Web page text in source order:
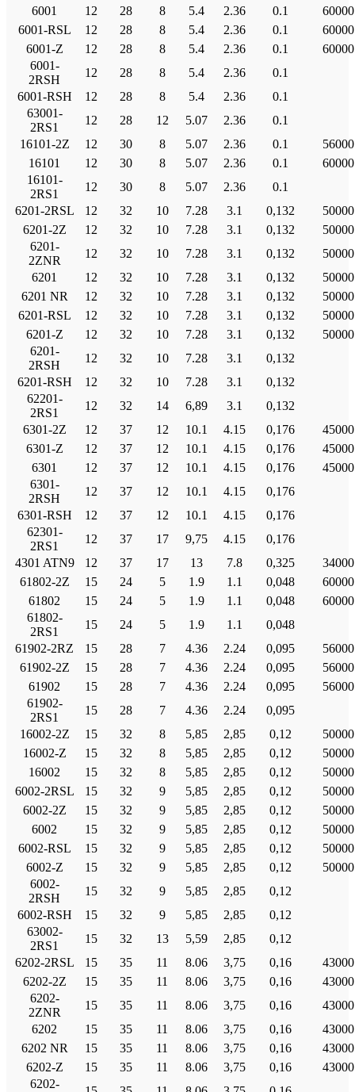
6001
12 28 8 5.4 2.36 0.1
60000
6001-RSL
12 28 8 5.4 2.36 0.1
60000
6001-Ζ
12 28 8 5.4 2.36 0.1
60000
6001-
2RSH
12 28 8 5.4 2.36
0.1
6001-RSH
12 28 8 5.4 2.36
0.1
63001-
2RS1
12 28 12 5.07 2.36
0.1
16101-2Ζ
12 30 8 5.07 2.36 0.1
56000
16101
12 30 8 5.07 2.36 0.1
60000
16101-
2RS1
12 30 8 5.07 2.36
0.1
6201-2RSL
12 32 10 7.28 3.1 0,132
50000
6201-2Ζ
12 32 10 7.28 3.1 0,132
50000
6201-
2ZNR
12 32 10 7.28 3.1 0,132
50000
6201
12 32 10 7.28 3.1 0,132
50000
6201 NR
12 32 10 7.28 3.1 0,132
50000
6201-RSL
12 32 10 7.28 3.1 0,132
50000
6201-Ζ
12 32 10 7.28 3.1 0,132
50000
6201-
2RSH
12 32 10 7.28 3.1
0,132
6201-RSH
12 32 10 7.28 3.1
0,132
62201-
2RS1
12 32 14 6,89 3.1
0,132
6301-2Ζ
12 37 12 10.1 4.15 0,176
45000
6301-Ζ
12 37 12 10.1 4.15 0,176
45000
6301
12 37 12 10.1 4.15 0,176
45000
6301-
2RSH
12 37 12 10.1 4.15
0,176
6301-RSH
12 37 12 10.1 4.15
0,176
62301-
2RS1
12 37 17 9,75 4.15
0,176
4301 ATN9
12 37 17 13 7.8 0,325
34000
61802-2Ζ
15 24 5 1.9 1.1 0,048
60000
61802
15 24 5 1.9 1.1 0,048
60000
61802-
2RS1
15 24 5 1.9 1.1
0,048
61902-2RZ
15 28 7 4.36 2.24 0,095
56000
61902-2Ζ
15 28 7 4.36 2.24 0,095
56000
61902
15 28 7 4.36 2.24 0,095
56000
61902-
2RS1
15 28 7 4.36 2.24
0,095
16002-2Ζ
15 32 8 5,85 2,85 0,12
50000
16002-Ζ
15 32 8 5,85 2,85 0,12
50000
16002
15 32 8 5,85 2,85 0,12
50000
6002-2RSL
15 32 9 5,85 2,85 0,12
50000
6002-2Ζ
15 32 9 5,85 2,85 0,12
50000
6002
15 32 9 5,85 2,85 0,12
50000
6002-RSL
15 32 9 5,85 2,85 0,12
50000
6002-Ζ
15 32 9 5,85 2,85 0,12
50000
6002-
2RSH
15 32 9 5,85 2,85
0,12
6002-RSH
15 32 9 5,85 2,85
0,12
63002-
2RS1
15 32 13 5,59 2,85
0,12
6202-2RSL
15 35 11 8.06 3,75 0,16
43000
6202-2Ζ
15 35 11 8.06 3,75 0,16
43000
6202-
2ZNR
15 35 11 8.06 3,75 0,16
43000
6202
15 35 11 8.06 3,75 0,16
43000
6202 NR
15 35 11 8.06 3,75 0,16
43000
6202-Ζ
15 35 11 8.06 3,75 0,16
43000
6202-